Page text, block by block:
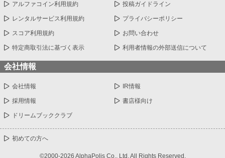
アルファコイン利用規約 投稿ガイドライン
レンタルサービス利用規約 プライバシーポリシー
スコア利用規約 お問い合わせ
特定商取引法に基づく表示 利用者情報の外部送信について
会社情報
会社情報 IR情報
採用情報 書店様向け
ドリームブッククラブ
初めての方へ
©2000-2026 AlphaPolis Co., Ltd. All Rights Reserved.